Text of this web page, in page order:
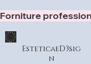
Forniture
EsteticaeD3sig
n